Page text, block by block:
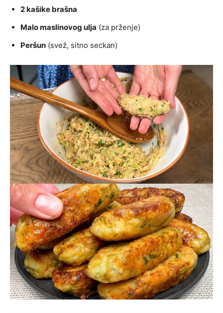
2 kašike brašna
Malo maslinovog ulja (za prženje)
Peršun (svež, sitno seckan)